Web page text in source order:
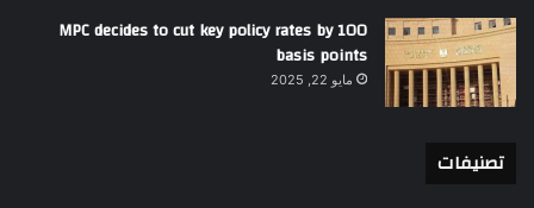
MPC decides to cut key policy rates by 100
basis points
مايو 22, 2025
تصنيفات